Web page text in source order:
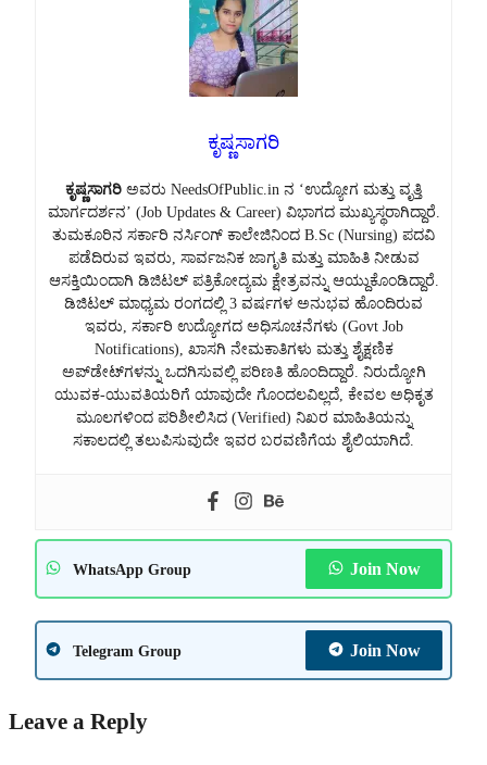
ಕೃಷ್ಣಸಾಗರಿ
ಕೃಷ್ಣಸಾಗರಿ ಅವರು NeedsOfPublic.in ನ ‘ಉದ್ಯೋಗ ಮತ್ತು ವೃತ್ತಿ
ಮಾರ್ಗದರ್ಶನ’ (Job Updates & Career) ವಿಭಾಗದ ಮುಖ್ಯಸ್ಥರಾಗಿದ್ದಾರೆ.
ತುಮಕೂರಿನ ಸರ್ಕಾರಿ ನರ್ಸಿಂಗ್ ಕಾಲೇಜಿನಿಂದ B.Sc (Nursing) ಪದವಿ
ಪಡೆದಿರುವ ಇವರು, ಸಾರ್ವಜನಿಕ ಜಾಗೃತಿ ಮತ್ತು ಮಾಹಿತಿ ನೀಡುವ
ಆಸಕ್ತಿಯಿಂದಾಗಿ ಡಿಜಿಟಲ್ ಪತ್ರಿಕೋದ್ಯಮ ಕ್ಷೇತ್ರವನ್ನು ಆಯ್ದುಕೊಂಡಿದ್ದಾರೆ.
ಡಿಜಿಟಲ್ ಮಾಧ್ಯಮ ರಂಗದಲ್ಲಿ 3 ವರ್ಷಗಳ ಅನುಭವ ಹೊಂದಿರುವ
ಇವರು, ಸರ್ಕಾರಿ ಉದ್ಯೋಗದ ಅಧಿಸೂಚನೆಗಳು (Govt Job
Notifications), ಖಾಸಗಿ ನೇಮಕಾತಿಗಳು ಮತ್ತು ಶೈಕ್ಷಣಿಕ
ಅಪ್‌ಡೇಟ್‌ಗಳನ್ನು ಒದಗಿಸುವಲ್ಲಿ ಪರಿಣತಿ ಹೊಂದಿದ್ದಾರೆ. ನಿರುದ್ಯೋಗಿ
ಯುವಕ-ಯುವತಿಯರಿಗೆ ಯಾವುದೇ ಗೊಂದಲವಿಲ್ಲದೆ, ಕೇವಲ ಅಧಿಕೃತ
ಮೂಲಗಳಿಂದ ಪರಿಶೀಲಿಸಿದ (Verified) ನಿಖರ ಮಾಹಿತಿಯನ್ನು
ಸಕಾಲದಲ್ಲಿ ತಲುಪಿಸುವುದೇ ಇವರ ಬರವಣಿಗೆಯ ಶೈಲಿಯಾಗಿದೆ.
WhatsApp Group Join Now
Telegram Group Join Now
Leave a Reply